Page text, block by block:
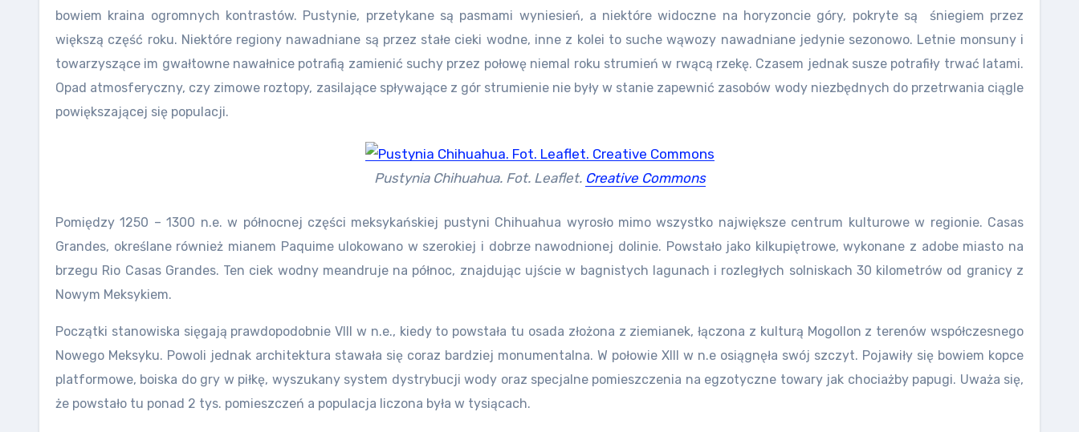
bowiem kraina ogromnych kontrastów. Pustynie, przetykane są pasmami wyniesień, a niektóre widoczne na horyzoncie góry, pokryte są śniegiem przez
większą część roku. Niektóre regiony nawadniane są przez stałe cieki wodne, inne z kolei to suche wąwozy nawadniane jedynie sezonowo. Letnie monsuny i
towarzyszące im gwałtowne nawałnice potrafią zamienić suchy przez połowę niemal roku strumień w rwącą rzekę. Czasem jednak susze potrafiły trwać latami.
Opad atmosferyczny, czy zimowe roztopy, zasilające spływające z gór strumienie nie były w stanie zapewnić zasobów wody niezbędnych do przetrwania ciągle
powiększającej się populacji.
Pustynia Chihuahua. Fot. Leaflet. Creative Commons
Pomiędzy 1250 – 1300 n.e. w północnej części meksykańskiej pustyni Chihuahua wyrosło mimo wszystko największe centrum kulturowe w regionie. Casas
Grandes, określane również mianem Paquime ulokowano w szerokiej i dobrze nawodnionej dolinie. Powstało jako kilkupiętrowe, wykonane z adobe miasto na
brzegu Rio Casas Grandes. Ten ciek wodny meandruje na północ, znajdując ujście w bagnistych lagunach i rozległych solniskach 30 kilometrów od granicy z
Nowym Meksykiem.
Początki stanowiska sięgają prawdopodobnie VIII w n.e., kiedy to powstała tu osada złożona z ziemianek, łączona z kulturą Mogollon z terenów współczesnego
Nowego Meksyku. Powoli jednak architektura stawała się coraz bardziej monumentalna. W połowie XIII w n.e osiągnęła swój szczyt. Pojawiły się bowiem kopce
platformowe, boiska do gry w piłkę, wyszukany system dystrybucji wody oraz specjalne pomieszczenia na egzotyczne towary jak chociażby papugi. Uważa się,
że powstało tu ponad 2 tys. pomieszczeń a populacja liczona była w tysiącach.